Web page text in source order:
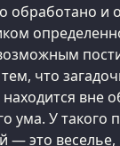
обработано и
что
вне
ума. У такого
— это веселье,